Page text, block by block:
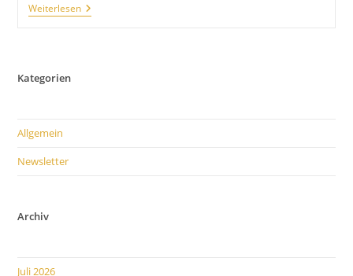
WeiterlesenDenken
Sie
Kategorien
Allgemein
Newsletter
Archiv
Juli 2026